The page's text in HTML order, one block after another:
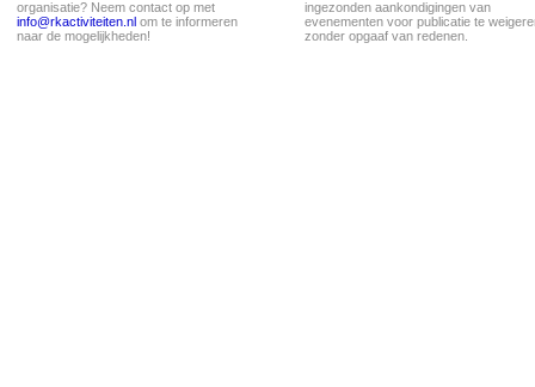
organisatie? Neem contact op met
info@rkactiviteiten.nl om te informeren
naar de mogelijkheden!
ingezonden aankondigingen van
evenementen voor publicatie te
zonder opgaaf van redenen.